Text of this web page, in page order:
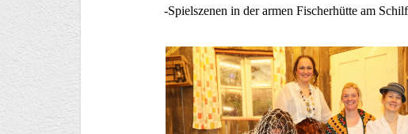
-Spielszenen in der armen Fischerhütte am